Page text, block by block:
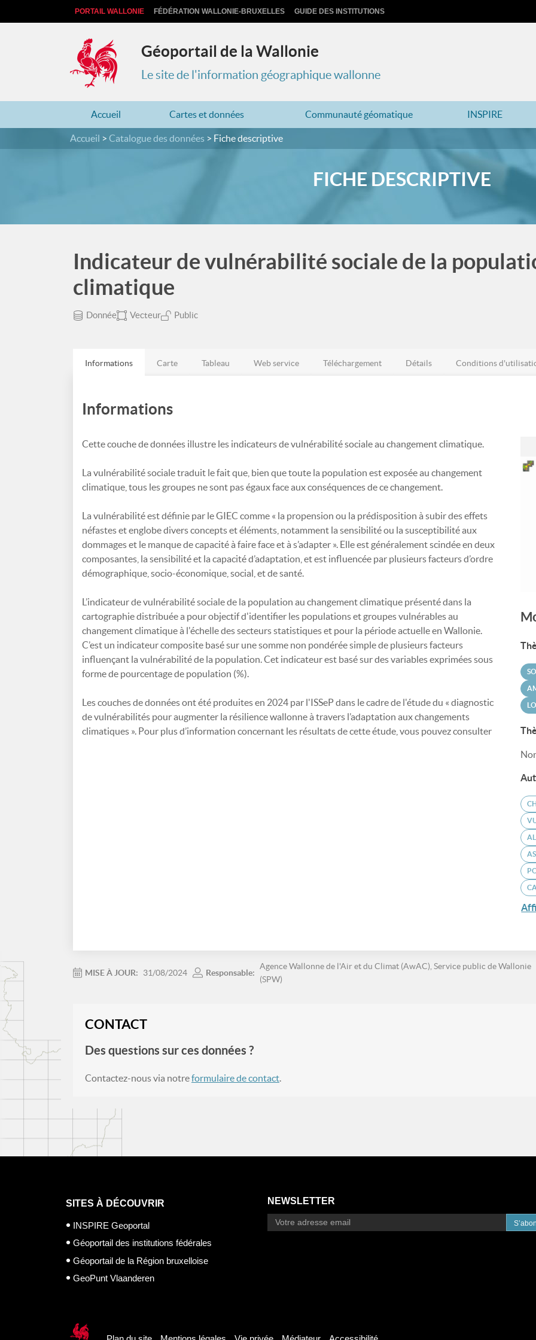
PORTAIL WALLONIE FÉDÉRATION WALLONIE-BRUXELLES GUIDE DES INSTITUTIONS
Géoportail de la Wallonie
Le site de l'information géographique wallonne
Accueil Cartes et données Communauté géomatique INSPIRE
Accueil Catalogue des données Fiche descriptive
FICHE DESCRIPTIVE
Indicateur de vulnérabilité sociale de la
climatique
Donnée Vecteur Public
Informations Carte Tableau Web service Téléchargement Détails Conditions
Informations
Cette couche de données illustre les indicateurs de vulnérabilité sociale au changement climatique.
La vulnérabilité sociale traduit le fait que, bien que toute la population est exposée au changement
climatique, tous les groupes ne sont pas égaux face aux conséquences de ce changement.
La vulnérabilité est définie par le GIEC comme « la propension ou la prédisposition à subir des effets
néfastes et englobe divers concepts et éléments, notamment la sensibilité ou la susceptibilité aux
dommages et le manque de capacité à faire face et à s’adapter ». Elle est généralement scindée en deux
composantes, la sensibilité et la capacité d’adaptation, et est influencée par plusieurs facteurs d’ordre
démographique, socio-économique, social, et de santé.
L’indicateur de vulnérabilité sociale de la population au changement climatique présenté dans la
cartographie distribuée a pour objectif d'identifier les populations et groupes vulnérables au
changement climatique à l'échelle des secteurs statistiques et pour la période actuelle en Wallonie.
C’est un indicateur composite basé sur une somme non pondérée simple de plusieurs facteurs
influençant la vulnérabilité de la population. Cet indicateur est basé sur des variables exprimées sous
forme de pourcentage de population (%).
Les couches de données ont été produites en 2024 par l'ISSeP dans le cadre de l'étude du « diagnostic
de vulnérabilités pour augmenter la résilience wallonne à travers l’adaptation aux changements
climatiques ». Pour plus d’information concernant les résultats de cette étude, vous pouvez consulter
MISE À JOUR: 31/08/2024 Responsable:
Agence Wallonne de l'Air et du Climat (AwAC), Service public de Wallonie
(SPW)
CONTACT
Des questions sur ces données ?
Contactez-nous via notreformulaire de contact.
SITES À DÉCOUVRIR
INSPIRE Geoportal
Géoportail des institutions fédérales
Géoportail de la Région bruxelloise
GeoPunt Vlaanderen
NEWSLETTER